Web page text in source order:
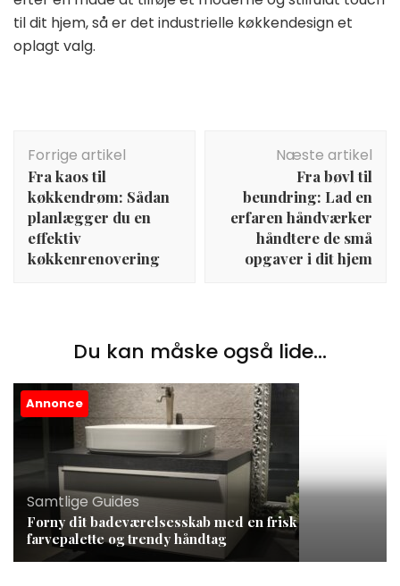
til dit hjem, så er det industrielle køkkendesign et
oplagt valg.
Forrige artikel
Fra kaos til
køkkendrøm: Sådan
planlægger du en
effektiv
køkkenrenovering
Næste artikel
Fra bøvl til
beundring: Lad en
erfaren håndværker
håndtere de små
opgaver i dit hjem
Du kan måske også lide...
Annonce
Samtlige Guides
Forny dit badeværelsesskab med en frisk
farvepalette og trendy håndtag